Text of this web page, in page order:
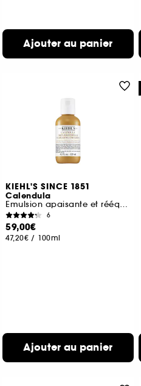
Ajouter au panier
KIEHL'S SINCE 1851
Calendula
Emulsion apaisante et rééquilibrante au Calendula
6
59,00€
47,20€ / 100ml
Ajouter au panier